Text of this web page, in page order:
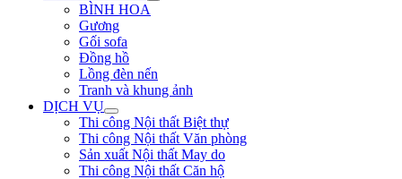
BÌNH HOA
Gương
Gối sofa
Đồng hồ
Lồng đèn nến
Tranh và khung ảnh
DỊCH VỤ
Thi công Nội thất Biệt thự
Thi công Nội thất Văn phòng
Sản xuất Nội thất May do
Thi công Nội thất Căn hộ